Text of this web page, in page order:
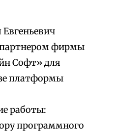
партнером фирмы
Софт» для
платформы
работы:
программного